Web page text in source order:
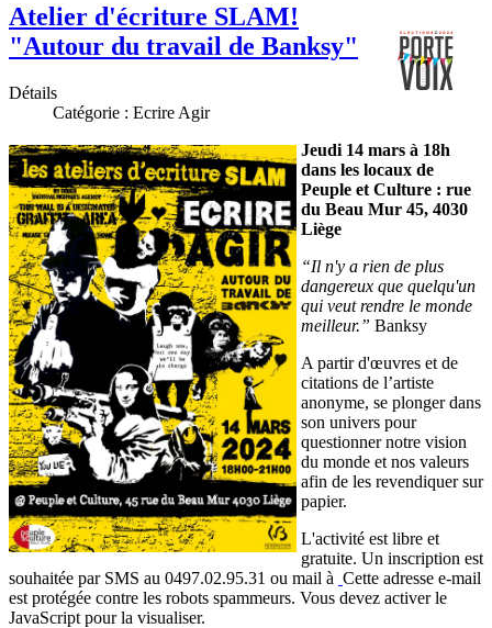
Atelier d'écriture SLAM!
"Autour du travail de Banksy"
Détails
Catégorie : Ecrire Agir
Jeudi 14 mars à 18h
dans les locaux de
Peuple et Culture : rue
du Beau Mur 45, 4030
Liège
“Il n'y a rien de plus
dangereux que quelqu'un
qui veut rendre le monde
meilleur.” Banksy
A partir d'œuvres et de
citations de l’artiste
anonyme, se plonger dans
son univers pour
questionner notre vision
du monde et nos valeurs
afin de les revendiquer sur
papier.
L'activité est libre et
gratuite. Un inscription est
souhaitée par SMS au 0497.02.95.31 ou mail à Cette adresse e-mail
est protégée contre les robots spammeurs. Vous devez activer le
JavaScript pour la visualiser.